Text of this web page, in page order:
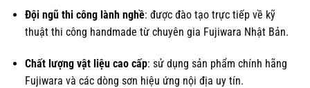
Đội ngũ thi công lành nghề: được đào tạo trực tiếp về kỹ
thuật thi công handmade từ chuyên gia Fujiwara Nhật Bản.
Chất lượng vật liệu cao cấp: sử dụng sản phẩm chính hãng
Fujiwara và các dòng sơn hiệu ứng nội địa uy tín.